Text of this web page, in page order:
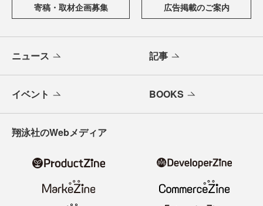
寄稿・取材企画募集 広告掲載のご案内
ニュース 記事
イベント BOOKS
翔泳社のWebメディア